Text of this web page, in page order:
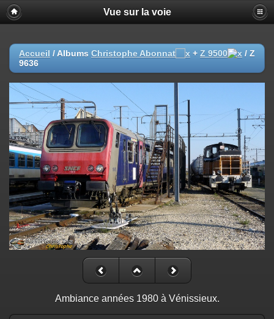
Vue sur la voie
Accueil / Albums Christophe Abonnat + Z 9500 / Z
9636
Ambiance années 1980 à Vénissieux.